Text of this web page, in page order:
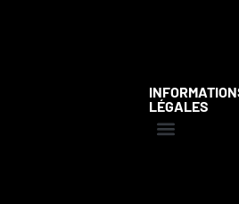
LÉGALES